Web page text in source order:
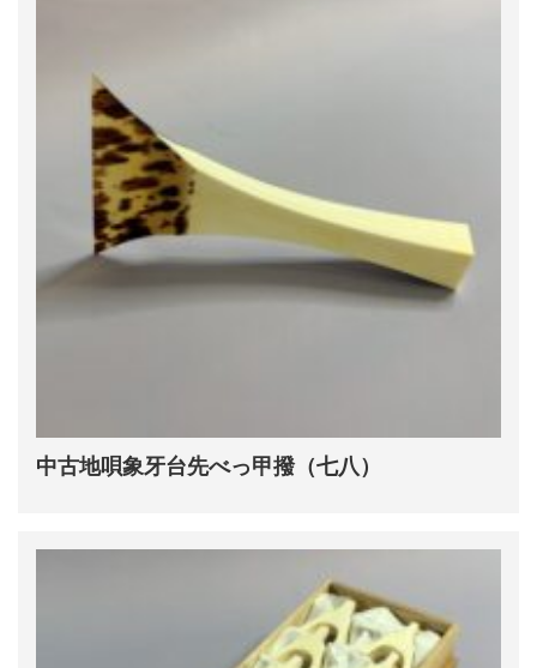
中古地唄象牙台先べっ甲撥（七八）